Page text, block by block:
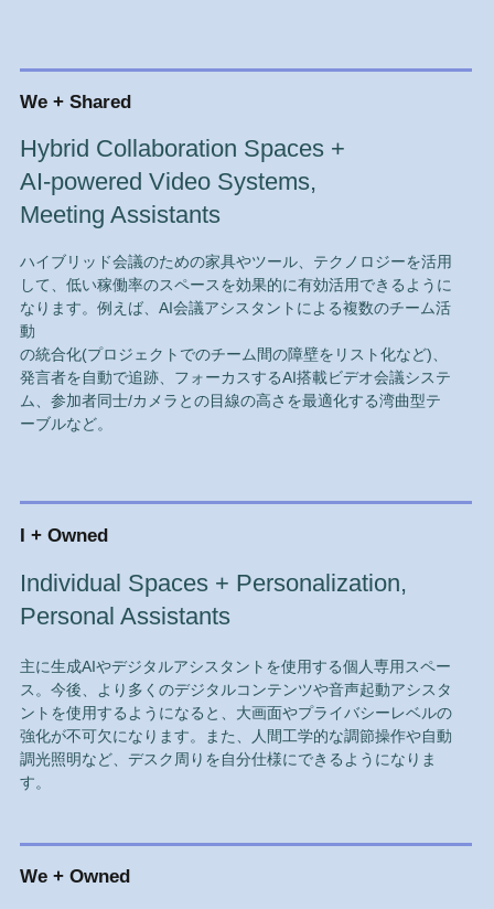
ハイブリッド会議のための家具やツール、テクノロジーを活用
して、低い稼働率のスペースを効果的に有効活用できるように
なります。例えば、AI会議アシスタントによる複数のチーム活
動
の統合化(プロジェクトでのチーム間の障壁をリスト化など)、
発言者を自動で追跡、フォーカスするAI搭載ビデオ会議システ
ム、参加者同士/カメラとの目線の高さを最適化する湾曲型テ
ーブルなど。
主に生成AIやデジタルアシスタントを使用する個人専用スペー
ス。今後、より多くのデジタルコンテンツや音声起動アシスタ
ントを使用するようになると、大画面やプライバシーレベルの
強化が不可欠になります。また、人間工学的な調節操作や自動
調光照明など、デスク周りを自分仕様にできるようになりま
す。
Hybrid Collaboration Spaces +
AI-powered Video Systems,
Meeting Assistants
We + Shared
Individual Spaces + Personalization,
Personal Assistants
I + Owned
We + Owned